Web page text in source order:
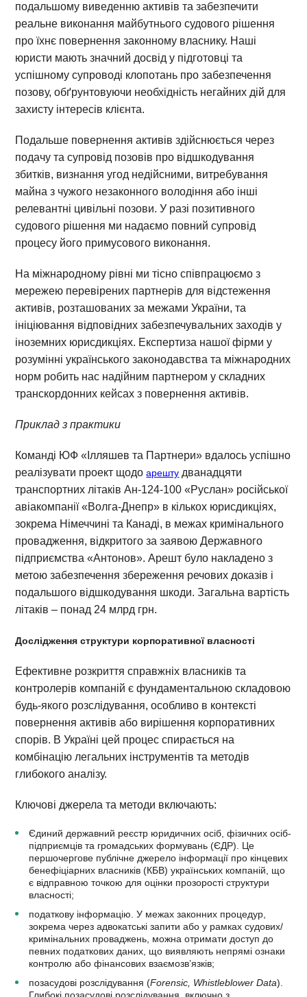
подальшому виведенню активів та забезпечити
реальне виконання майбутнього судового рішення
про їхнє повернення законному власнику. Наші
юристи мають значний досвід у підготовці та
успішному супроводі клопотань про забезпечення
позову, обґрунтовуючи необхідність негайних дій для
захисту інтересів клієнта.
Подальше повернення активів здійснюється через
подачу та супровід позовів про відшкодування
збитків, визнання угод недійсними, витребування
майна з чужого незаконного володіння або інші
релевантні цивільні позови. У разі позитивного
судового рішення ми надаємо повний супровід
процесу його примусового виконання.
На міжнародному рівні ми тісно співпрацюємо з
мережею перевірених партнерів для відстеження
активів, розташованих за межами України, та
ініціювання відповідних забезпечувальних заходів у
іноземних юрисдикціях. Експертиза нашої фірми у
розумінні українського законодавства та міжнародних
норм робить нас надійним партнером у складних
транскордонних кейсах з повернення активів.
Приклад з практики
Команді ЮФ «Ілляшев та Партнери» вдалось успішно
реалізувати проект щодоарешту дванадцяти
транспортних літаків Ан-124-100 «Руслан» російської
авіакомпанії «Волга-Днепр» в кількох юрисдикціях,
зокрема Німеччині та Канаді, в межах кримінального
провадження, відкритого за заявою Державного
підприємства «Антонов». Арешт було накладено з
метою забезпечення збереження речових доказів і
подальшого відшкодування шкоди. Загальна вартість
літаків – понад 24 млрд грн.
Дослідження структури корпоративної власності
Ефективне розкриття справжніх власників та
контролерів компаній є фундаментальною складовою
будь-якого розслідування, особливо в контексті
повернення активів або вирішення корпоративних
спорів. В Україні цей процес спирається на
комбінацію легальних інструментів та методів
глибокого аналізу.
Ключові джерела та методи включають:
Єдиний державний реєстр юридичних осіб, фізичних осіб-
підприємців та громадських формувань (ЄДР). Це
першочергове публічне джерело інформації про кінцевих
бенефіціарних власників (КБВ) українських компаній, що
є відправною точкою для оцінки прозорості структури
власності;
податкову інформацію. У межах законних процедур,
зокрема через адвокатські запити або у рамках судових/
кримінальних проваджень, можна отримати доступ до
певних податкових даних, що виявляють непрямі ознаки
контролю або фінансових взаємозв’язків;
позасудові розслідування (Forensic, Whistleblower Data).